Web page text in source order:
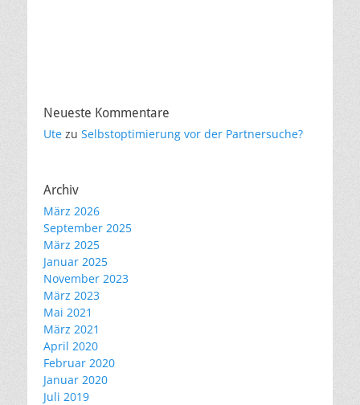
Neueste Kommentare
Ute zu Selbstoptimierung vor der Partnersuche?
Archiv
März 2026
September 2025
März 2025
Januar 2025
November 2023
März 2023
Mai 2021
März 2021
April 2020
Februar 2020
Januar 2020
Juli 2019